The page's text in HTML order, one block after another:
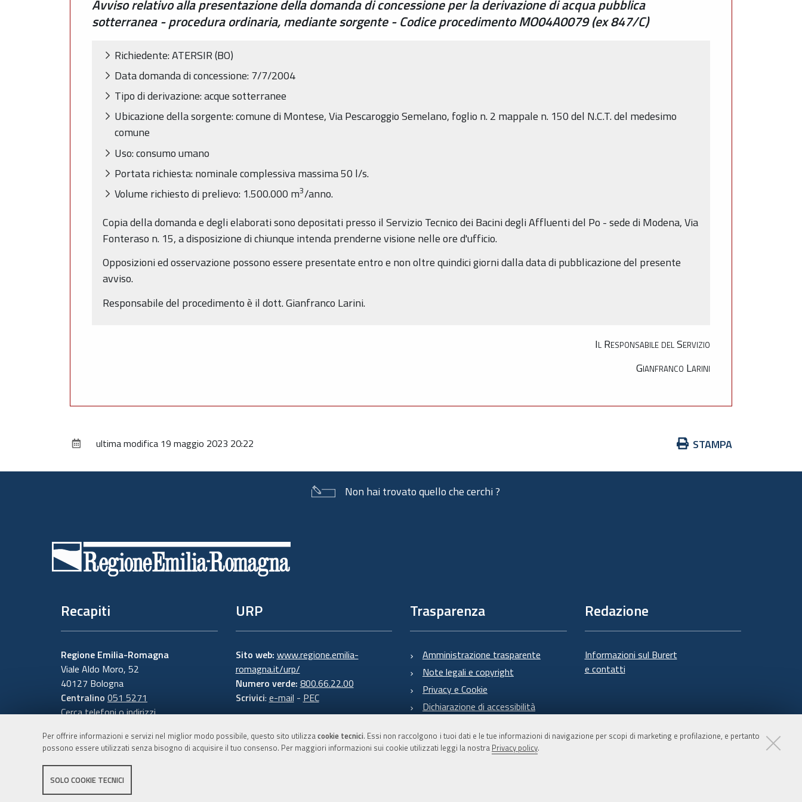
Per offrire informazioni e servizi nel miglior modo possibile, questo sito utilizzacookie tecnici. Essi non raccolgono i tuoi dati e le tue informazioni di navigazione per scopi di marketing e profilazione, e pertanto
possono essere utilizzati senza bisogno di acquisire il tuo consenso. Per maggiori informazioni sui cookie utilizzati leggi la nostra Privacy policy.
SOLO COOKIE TECNICI
Avviso relativo alla presentazione della domanda di concessione per la derivazione di acqua pubblica
sotterranea - procedura ordinaria, mediante sorgente - Codice procedimento MO04A0079 (ex 847/C)
Richiedente: ATERSIR (BO)
Data domanda di concessione: 7/7/2004
Tipo di derivazione: acque sotterranee
Ubicazione della sorgente: comune di Montese, Via Pescaroggio Semelano, foglio n. 2 mappale n. 150 del N.C.T. del medesimo
comune
Uso: consumo umano
Portata richiesta: nominale complessiva massima 50 l/s.
Volume richiesto di prelievo: 1.500.000 m3/anno.
Copia della domanda e degli elaborati sono depositati presso il Servizio Tecnico dei Bacini degli Affluenti del Po - sede di Modena, Via
Fonteraso n. 15, a disposizione di chiunque intenda prenderne visione nelle ore d'ufficio.
Opposizioni ed osservazione possono essere presentate entro e non oltre quindici giorni dalla data di pubblicazione del presente
avviso.
Responsabile del procedimento è il dott. Gianfranco Larini.
Il Responsabile del Servizio
Gianfranco Larini
Azioni
documento
STAMPA
ultima modifica 19 maggio 2023 20:22
Non hai trovato quello che cerchi ?
Recapiti
Regione Emilia-Romagna
Viale Aldo Moro, 52
40127 Bologna
Centralino 051 5271
Cerca telefoni o indirizzi
URP
Sito web: www.regione.emilia-
romagna.it/urp/
Numero verde: 800.66.22.00
Scrivici: e-mail - PEC
Trasparenza
Amministrazione trasparente
Note legali e copyright
Privacy e Cookie
Dichiarazione di accessibilità
Redazione
Informazioni sul Burert
e contatti